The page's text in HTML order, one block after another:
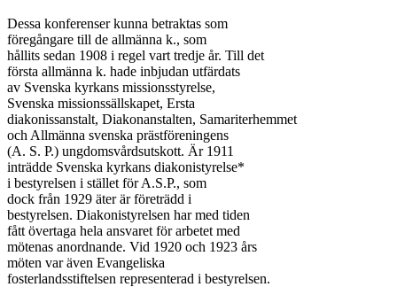
Dessa konferenser kunna betraktas som
föregångare till de allmänna k., som
hållits sedan 1908 i regel vart tredje år. Till det
första allmänna k. hade inbjudan utfärdats
av Svenska kyrkans missionsstyrelse,
Svenska missionssällskapet, Ersta
diakonissanstalt, Diakonanstalten, Samariterhemmet
och Allmänna svenska prästföreningens
(A. S. P.) ungdomsvårdsutskott. Är 1911
inträdde Svenska kyrkans diakonistyrelse*
i bestyrelsen i stället för A.S.P., som
dock från 1929 äter är företrädd i
bestyrelsen. Diakonistyrelsen har med tiden
fått övertaga hela ansvaret för arbetet med
mötenas anordnande. Vid 1920 och 1923 års
möten var även Evangeliska
fosterlandsstiftelsen representerad i bestyrelsen.